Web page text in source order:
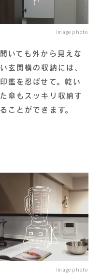
Image photo
開いても外から見えな
い玄関横の収納には、
印鑑を忍ばせて。乾い
た傘もスッキリ収納す
ることができます。
Image photo